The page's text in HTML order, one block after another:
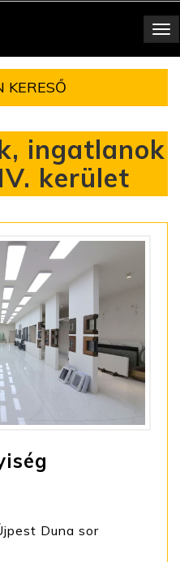
Toggle
navigation
KERESŐ
ingatlanok
kerület
Duna sor